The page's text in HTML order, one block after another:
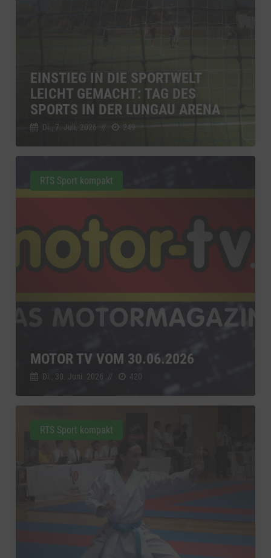
EINSTIEG IN DIE SPORTWELT
LEICHT GEMACHT: TAG DES
SPORTS IN DER LUNGAU ARENA
Di., 7. Juli. 2026 // 249
MOTOR TV VOM 30.06.2026
Di., 30. Juni. 2026 // 420
RTS Sport kompakt
RTS Sport kompakt